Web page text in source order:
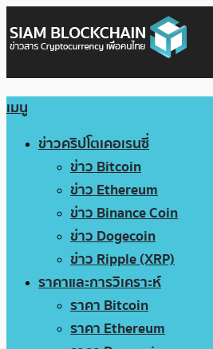
เมนู
ข่าวคริปโตเคอเรนซี่
ข่าว Bitcoin
ข่าว Ethereum
ข่าว Binance Coin
ข่าว Dogecoin
ข่าว Ripple (XRP)
ราคาและการวิเคราะห์
ราคา Bitcoin
ราคา Ethereum